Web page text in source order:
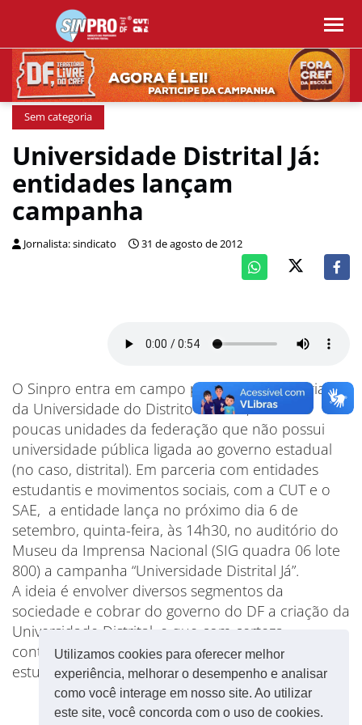
Utilizamos cookies para oferecer melhor
experiência, melhorar o desempenho e analisar
como você interage em nosso site. Ao utilizar
este site, você concorda com o uso de cookies.
Sem categoria
Universidade Distrital Já:
entidades lançam
campanha
Jornalista: sindicato 31 de agosto de 2012
O Sinpro entra em campo para defender a criação
da Universidade do Distrito Federal, uma das
poucas unidades da federação que não possui
universidade pública ligada ao governo estadual
(no caso, distrital). Em parceria com entidades
estudantis e movimentos sociais, com a CUT e o
SAE, a entidade lança no próximo dia 6 de
setembro, quinta-feira, às 14h30, no auditório do
Museu da Imprensa Nacional (SIG quadra 06 lote
800) a campanha “Universidade Distrital Já”.
A ideia é envolver diversos segmentos da
sociedade e cobrar do governo do DF a criação da
Universidade Distrital, e que com certeza
contribuirá para a ampliar ao acesso dos
estudantes da rede pública ao ensino superior.